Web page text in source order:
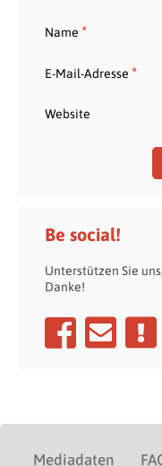
Name *
E-Mail-Adresse *
Website
Be social!
Unterstützen Sie
Danke!
Mediadaten